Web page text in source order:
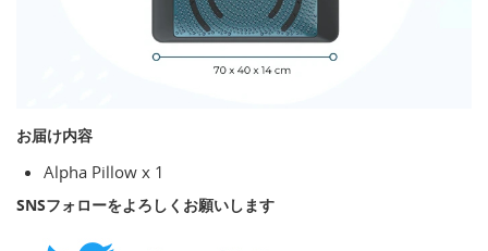
お届け内容
Alpha Pillow x 1
SNSフォローをよろしくお願いします